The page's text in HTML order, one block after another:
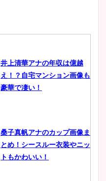
井上清華アナの年収は億越
え！？自宅マンション画像も
豪華で凄い！
桑子真帆アナのカップ画像ま
とめ！シースルー衣装やニッ
トもかわいい！